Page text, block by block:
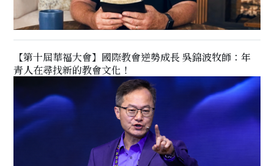
【第十屆華福大會】國際教會逆勢成長 吳錦波牧師：年
青人在尋找新的教會文化！